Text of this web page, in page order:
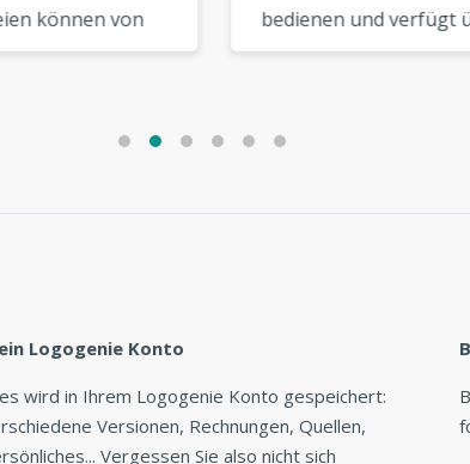
können von
Option,
bedienen und verfügt
einige Qualitätsvorlagen.
Auswahl gab. Die Optionen
Logogenie Konto
wird in Ihrem Logogenie Konto gespeichert:
Versionen, Rechnungen, Quellen,
Vergessen Sie also nicht sich